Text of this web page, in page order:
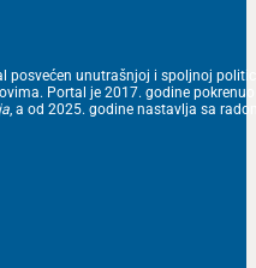
posvećen unutrašnjoj i spoljnoj
Portal je 2017. godine
, a od 2025. godine nastavlja sa